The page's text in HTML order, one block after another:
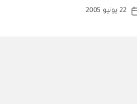
كاتب
ة
تاريخ
22 يونيو 2005